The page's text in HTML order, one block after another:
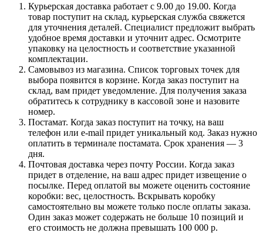
Курьерская доставка работает с 9.00 до 19.00. Когда
товар поступит на склад, курьерская служба свяжется
для уточнения деталей. Специалист предложит выбрать
удобное время доставки и уточнит адрес. Осмотрите
упаковку на целостность и соответствие указанной
комплектации.
Самовывоз из магазина. Список торговых точек для
выбора появится в корзине. Когда заказ поступит на
склад, вам придет уведомление. Для получения заказа
обратитесь к сотруднику в кассовой зоне и назовите
номер.
Постамат. Когда заказ поступит на точку, на ваш
телефон или e-mail придет уникальный код. Заказ нужно
оплатить в терминале постамата. Срок хранения — 3
дня.
Почтовая доставка через почту России. Когда заказ
придет в отделение, на ваш адрес придет извещение о
посылке. Перед оплатой вы можете оценить состояние
коробки: вес, целостность. Вскрывать коробку
самостоятельно вы можете только после оплаты заказа.
Один заказ может содержать не больше 10 позиций и
его стоимость не должна превышать 100 000 р.